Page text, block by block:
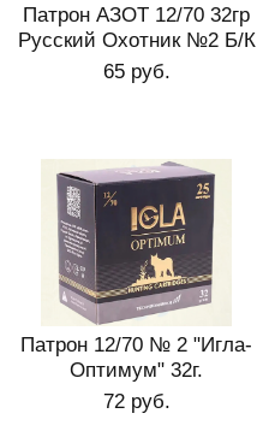
Патрон АЗОТ 12/70 32гр
Русский Охотник №2 Б/К
65 руб.
Патрон 12/70 № 2 "Игла-
Оптимум" 32г.
72 руб.